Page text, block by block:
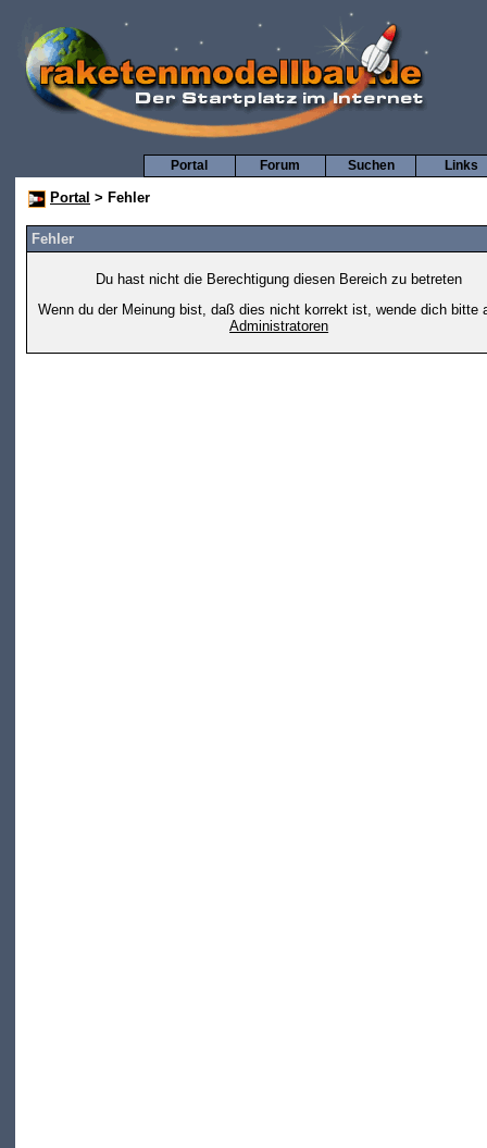
Links
Suchen
Forum
Portal
Portal > Fehler
Fehler
Du hast nicht die Berechtigung diesen Bereich zu betreten
Wenn du der Meinung bist, daß dies nicht korrekt ist, wende dich bitte
Administratoren